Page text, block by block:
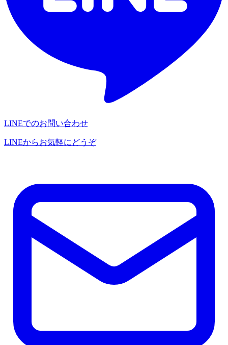
LINEでのお問い合わせ
LINEからお気軽にどうぞ